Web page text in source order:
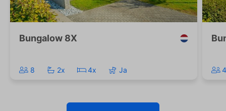
Bungalow 8X
8 2x 4x Ja